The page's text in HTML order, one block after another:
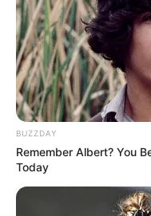
Biodata & Profil
BUZZDAY
Remember Albert? You
Today